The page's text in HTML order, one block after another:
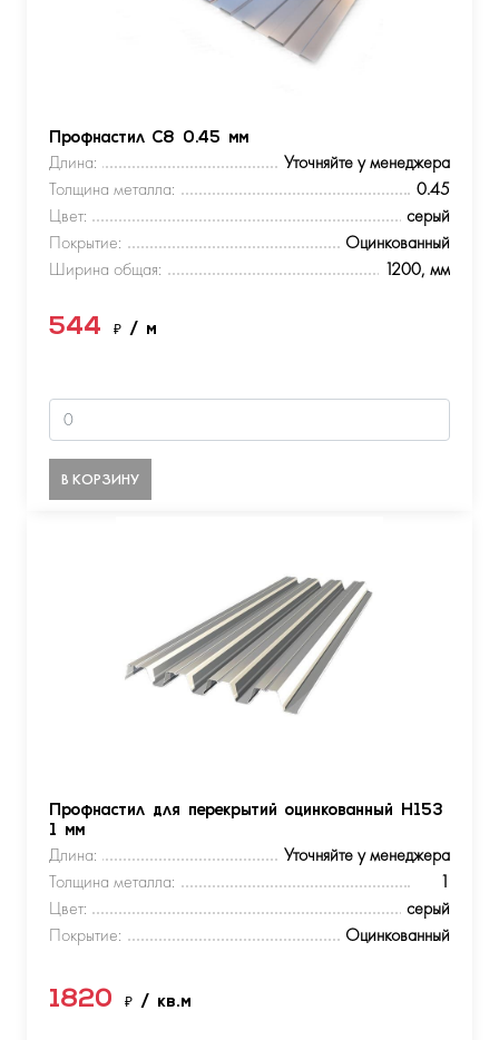
Профнастил С8 0.45 мм
Длина:
Уточняйте у менеджера
Толщина металла:
0.45
Цвет:
серый
Покрытие:
Оцинкованный
Ширина общая:
1200, мм
544 ₽ / м
В КОРЗИНУ
Профнастил для перекрытий оцинкованный Н153
1 мм
Длина:
Уточняйте у менеджера
Толщина металла:
1
Цвет:
серый
Покрытие:
Оцинкованный
1820 ₽ / кв.м